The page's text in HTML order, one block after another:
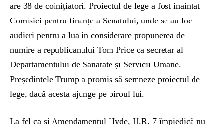
are 38 de coinițiatori. Proiectul de lege a fost inaintat
Comisiei pentru finanțe a Senatului, unde se au loc
audieri pentru a lua in considerare propunerea de
numire a republicanului Tom Price ca secretar al
Departamentului de Sănătate și Servicii Umane.
Președintele Trump a promis să semneze proiectul de
lege, dacă acesta ajunge pe biroul lui.
La fel ca și Amendamentul Hyde, H.R. 7 împiedică nu